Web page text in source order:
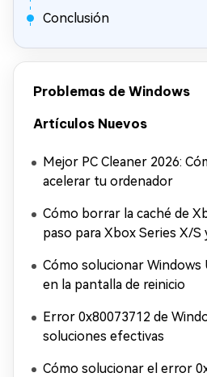
Conclusión
Problemas de Windows
Artículos Nuevos
Mejor PC Cleaner 2026:
acelerar tu ordenador
Cómo borrar la caché de
paso para Xbox Series X/S
Cómo solucionar Windows
en la pantalla de reinicio
Error 0x80073712 de
soluciones efectivas
Cómo solucionar el error